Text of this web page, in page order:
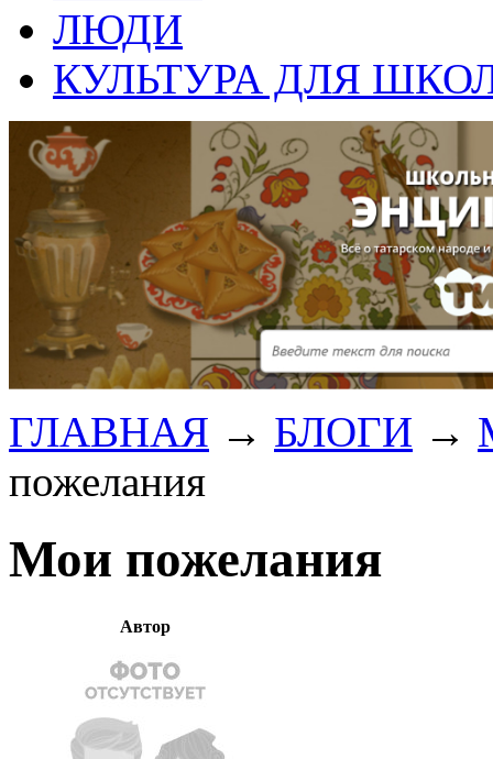
ЛЮДИ
КУЛЬТУРА ДЛЯ
ГЛАВНАЯ → БЛОГИ →
пожелания
Мои пожелания
Автор